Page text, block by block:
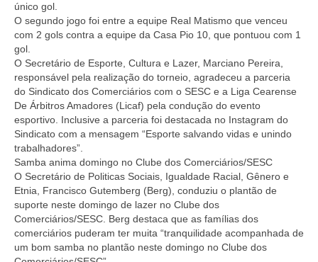
único gol.
O segundo jogo foi entre a equipe Real Matismo que venceu
com 2 gols contra a equipe da Casa Pio 10, que pontuou com 1
gol.
O Secretário de Esporte, Cultura e Lazer, Marciano Pereira,
responsável pela realização do torneio, agradeceu a parceria
do Sindicato dos Comerciários com o SESC e a Liga Cearense
De Árbitros Amadores (Licaf) pela condução do evento
esportivo. Inclusive a parceria foi destacada no Instagram do
Sindicato com a mensagem “Esporte salvando vidas e unindo
trabalhadores”.
Samba anima domingo no Clube dos Comerciários/SESC
O Secretário de Politicas Sociais, Igualdade Racial, Gênero e
Etnia, Francisco Gutemberg (Berg), conduziu o plantão de
suporte neste domingo de lazer no Clube dos
Comerciários/SESC. Berg destaca que as famílias dos
comerciários puderam ter muita “tranquilidade acompanhada de
um bom samba no plantão neste domingo no Clube dos